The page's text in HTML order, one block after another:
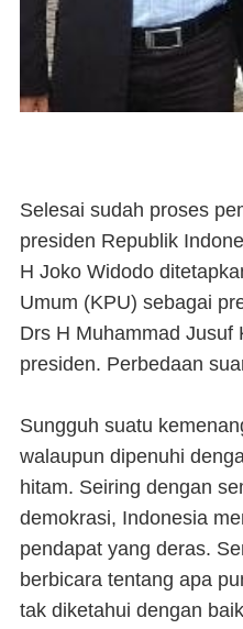
Selesai sudah proses
presiden Republik
H Joko Widodo
Umum (KPU) sebagai
Drs H Muhammad Jusuf
presiden. Perbedaan
Sungguh suatu
walaupun dipenuhi
hitam. Seiring dengan
demokrasi, Indonesia
pendapat yang deras.
berbicara tentang apa
tak diketahui dengan